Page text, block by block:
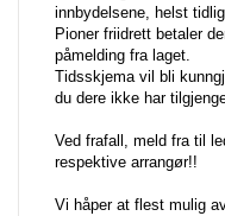
innbydelsene, helst
Pioner friidrett betaler
påmelding fra laget.
Tidsskjema vil bli
du dere ikke har
Ved frafall, meld fra til
respektive arrangør!!
Vi håper at flest mulig